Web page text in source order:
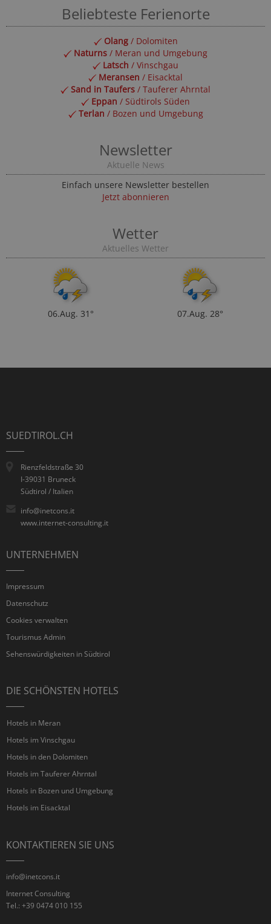
Beliebteste Ferienorte
Olang/ Dolomiten
Naturns / Meran und Umgebung
Latsch / Vinschgau
Meransen / Eisacktal
Sand in Taufers / Tauferer Ahrntal
Eppan / Südtirols Süden
Terlan / Bozen und Umgebung
Newsletter
Aktuelle News
Einfach unsere Newsletter bestellen
Jetzt abonnieren
Wetter
Aktuelles Wetter
06.Aug. 31° 07.Aug. 28°
SUEDTIROL.CH
Rienzfeldstraße 30
I-39031 Bruneck
Südtirol / Italien
info@inetcons.it
www.internet-consulting.it
UNTERNEHMEN
Impressum
Datenschutz
Cookies verwalten
Tourismus Admin
Sehenswürdigkeiten in Südtirol
DIE SCHÖNSTEN HOTELS
Hotels in Meran
Hotels im Vinschgau
Hotels in den Dolomiten
Hotels im Tauferer Ahrntal
Hotels in Bozen und Umgebung
Hotels im Eisacktal
KONTAKTIEREN SIE UNS
info@inetcons.it
Internet Consulting
Tel.: +39 0474 010 155